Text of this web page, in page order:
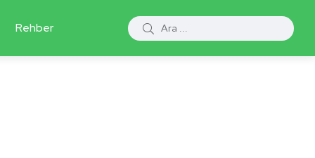
Rehber